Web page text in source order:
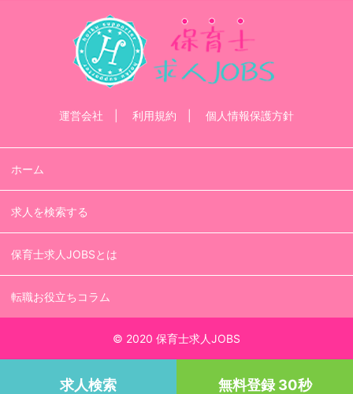
運営会社 利用規約 個人情報保護方針
ホーム
求人を検索する
保育士求人JOBSとは
転職お役立ちコラム
© 2020 保育士求人JOBS
求人検索 無料登録 30秒